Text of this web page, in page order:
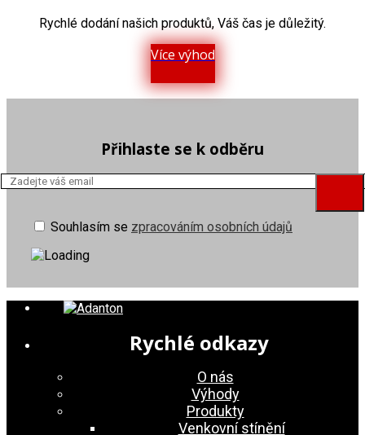
Rychlé dodání našich produktů, Váš čas je důležitý.
Více výhod
Přihlaste se k odběru
Souhlasím se zpracováním osobních údajů
Rychlé odkazy
O nás
Výhody
Produkty
Venkovní stínění